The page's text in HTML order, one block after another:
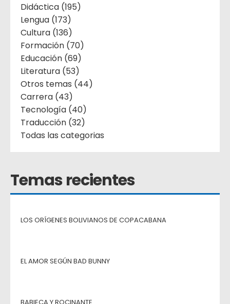
Didáctica (195)
Lengua (173)
Cultura (136)
Formación (70)
Educación (69)
Literatura (53)
Otros temas (44)
Carrera (43)
Tecnología (40)
Traducción (32)
Todas las categorias
Temas recientes
LOS ORÍGENES BOLIVIANOS DE COPACABANA
EL AMOR SEGÚN BAD BUNNY
BABIECA Y ROCINANTE